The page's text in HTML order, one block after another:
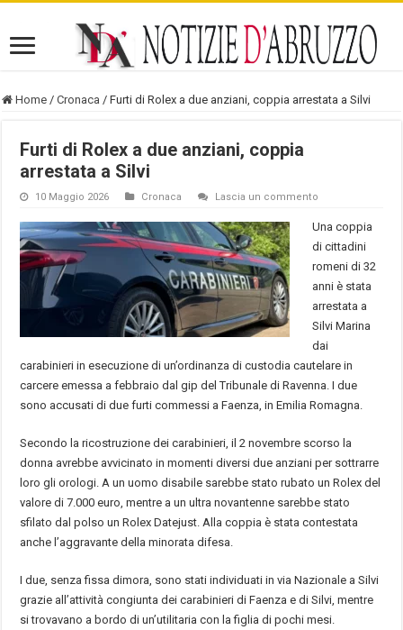
Home / Cronaca / Furti di Rolex a due anziani, coppia arrestata a Silvi
Furti di Rolex a due anziani, coppia
arrestata a Silvi
10 Maggio 2026 Cronaca Lascia un commento
Una coppia
di cittadini
romeni di 32
anni è stata
arrestata a
Silvi Marina
dai
carabinieri in esecuzione di un’ordinanza di custodia cautelare in
carcere emessa a febbraio dal gip del Tribunale di Ravenna. I due
sono accusati di due furti commessi a Faenza, in Emilia Romagna.
Secondo la ricostruzione dei carabinieri, il 2 novembre scorso la
donna avrebbe avvicinato in momenti diversi due anziani per sottrarre
loro gli orologi. A un uomo disabile sarebbe stato rubato un Rolex del
valore di 7.000 euro, mentre a un ultra novantenne sarebbe stato
sfilato dal polso un Rolex Datejust. Alla coppia è stata contestata
anche l’aggravante della minorata difesa.
I due, senza fissa dimora, sono stati individuati in via Nazionale a Silvi
grazie all’attività congiunta dei carabinieri di Faenza e di Silvi, mentre
si trovavano a bordo di un’utilitaria con la figlia di pochi mesi.